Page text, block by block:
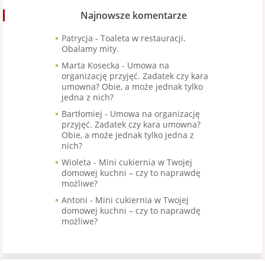
Najnowsze komentarze
Patrycja - Toaleta w restauracji.
Obalamy mity.
Marta Kosecka - Umowa na
organizację przyjęć. Zadatek czy kara
umowna? Obie, a może jednak tylko
jedna z nich?
Bartłomiej - Umowa na organizację
przyjęć. Zadatek czy kara umowna?
Obie, a może jednak tylko jedna z
nich?
Wioleta - Mini cukiernia w Twojej
domowej kuchni – czy to naprawdę
możliwe?
Antoni - Mini cukiernia w Twojej
domowej kuchni – czy to naprawdę
możliwe?